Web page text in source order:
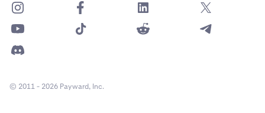
© 2011 - 2026 Payward, Inc.